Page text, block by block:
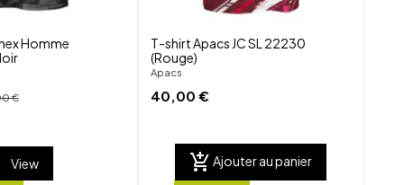
Homme
€
View
T-shirt Apacs JC SL 22230
(Rouge)
Apacs
40,00 €
add_shopping_cart Ajouter au panier